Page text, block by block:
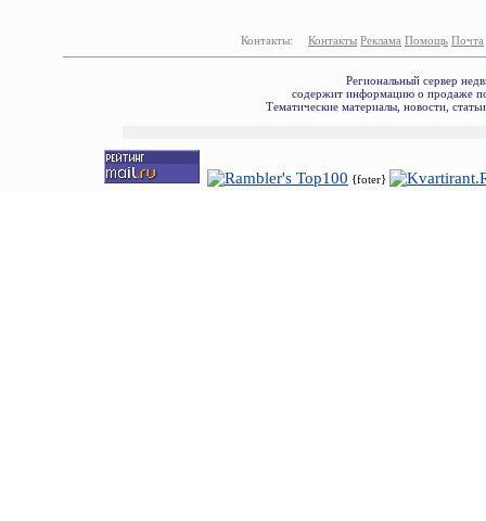
Контакты: Контакты Реклама Помощь Почта
Региональный сервер
содержит информацию о продаже
Тематические материалы, новости,
{foter}